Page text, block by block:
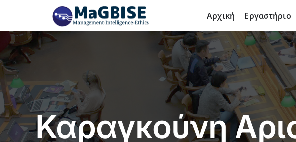
content
Αρχική Εργαστήριο
Καραγκούνη